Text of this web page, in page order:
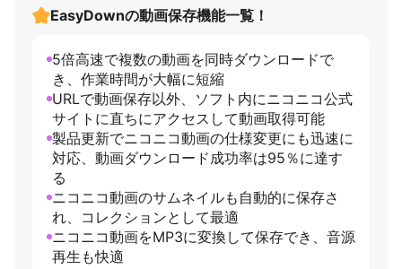
EasyDownの動画保存機能一覧！
5倍高速で複数の動画を同時ダウンロードで
き、作業時間が大幅に短縮
URLで動画保存以外、ソフト内にニコニコ公式
サイトに直ちにアクセスして動画取得可能
製品更新でニコニコ動画の仕様変更にも迅速に
対応、動画ダウンロード成功率は95％に達す
る
ニコニコ動画のサムネイルも自動的に保存さ
れ、コレクションとして最適
ニコニコ動画をMP3に変換して保存でき、音源
再生も快適